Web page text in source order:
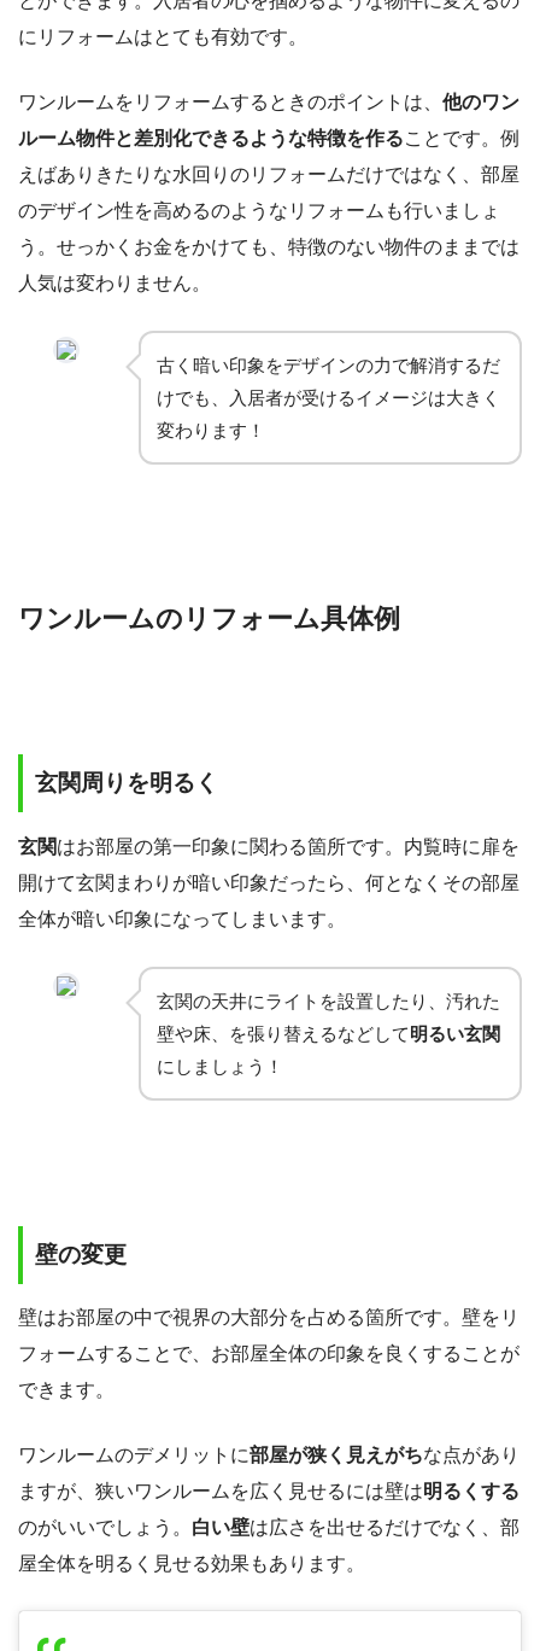
にリフォームはとても有効です。
ワンルームをリフォームするときのポイントは、 他のワン
ルーム物件と差別化できるような特徴を作ることです。例
えばありきたりな水回りのリフォームだけではなく、部屋
のデザイン性を高めるのようなリフォームも行いましょ
う。せっかくお金をかけても、特徴のない物件のままでは
人気は変わりません。
古く暗い印象をデザインの力で解消するだ
けでも、入居者が受けるイメージは大きく
変わります！
ワンルームのリフォーム具体例
玄関周りを明るく
玄関はお部屋の第一印象に関わる箇所です。内覧時に扉を
開けて玄関まわりが暗い印象だったら、何となくその部屋
全体が暗い印象になってしまいます。
玄関の天井にライトを設置したり、汚れた
壁や床、を張り替えるなどして明るい玄関
にしましょう！
壁の変更
壁はお部屋の中で視界の大部分を占める箇所です。壁をリ
フォームすることで、お部屋全体の印象を良くすることが
できます。
ワンルームのデメリットに部屋が狭く見えがちな点があり
ますが、狭いワンルームを広く見せるには壁は明るくする
のがいいでしょう。 白い壁は広さを出せるだけでなく、部
屋全体を明るく見せる効果もあります。